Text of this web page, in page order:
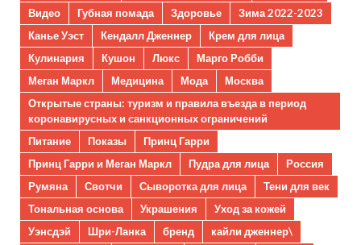
Видео
Губная помада Здоровье
Зима 2022-2023
Канье Уэст
Кендалл Дженнер
Крем для лица
Кулинария
Кушон Люкс
Марго Робби
Меган Маркл
Медицина Мода
Москва
Открытые страны: туризм и правила въезда в период
коронавирусных и санкционных ограничений
Питание
Показы
Принц Гарри
Принц Гарри и Меган Маркл
Пудра для лица
Россия
Румяна
Свотчи Сыворотка для лица
Тени для век
Тональная основа
Украшения
Уход за кожей
Уэнсдэй
Шри-Ланка бренд
кайли дженнер\